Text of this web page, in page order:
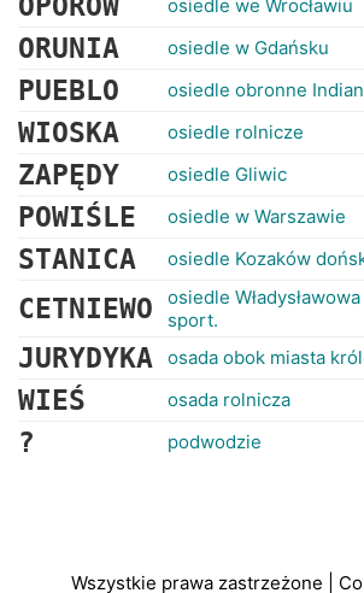
osiedle we Wrocławiu
ORUNIA osiedle w Gdańsku
PUEBLO osiedle obronne
WIOSKA osiedle rolnicze
ZAPĘDY osiedle Gliwic
POWIŚLE osiedle w Warszawie
STANICA osiedle Kozaków
CETNIEWO
osiedle
sport.
JURYDYKA osada obok miasta
WIEŚ osada rolnicza
? podwodzie
Wszystkie prawa zastrzeżone |